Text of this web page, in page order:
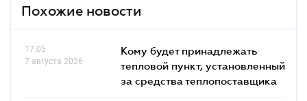
Похожие новости
17.05
7 августа 2026
Кому будет принадлежать
тепловой пункт, установленный
за средства теплопоставщика